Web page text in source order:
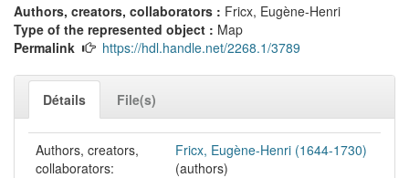
Authors, creators, collaborators : Fricx, Eugène-Henri
Type of the represented object : Map
Permalink
https://hdl.handle.net/2268.1/3789
Détails File(s)
Authors, creators,
collaborators:
Fricx, Eugène-Henri (1644-1730)
(authors)